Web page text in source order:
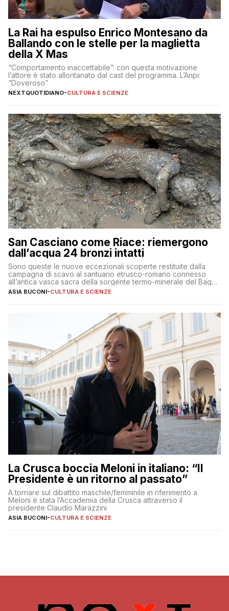
La Rai ha espulso Enrico Montesano da
Ballando con le stelle per la maglietta
della X Mas
“Comportamento inaccettabile”: con questa motivazione
l’attore è stato allontanato dal cast del programma. L’Anpi:
“Doveroso”
NEXTQUOTIDIANO-CULTURA E SCIENZE
San Casciano come Riace: riemergono
dall’acqua 24 bronzi intatti
Sono queste le nuove eccezionali scoperte restituite dalla
campagna di scavo al santuario etrusco-romano connesso
all’antica vasca sacra della sorgente termo-minerale del Bagno
Grande
ASIA BUCONI-CULTURA E SCIENZE
La Crusca boccia Meloni in italiano: “Il
Presidente è un ritorno al passato”
A tornare sul dibattito maschile/femminile in riferimento a
Meloni è stata l’Accademia della Crusca attraverso il
presidente Claudio Marazzini
ASIA BUCONI-CULTURA E SCIENZE